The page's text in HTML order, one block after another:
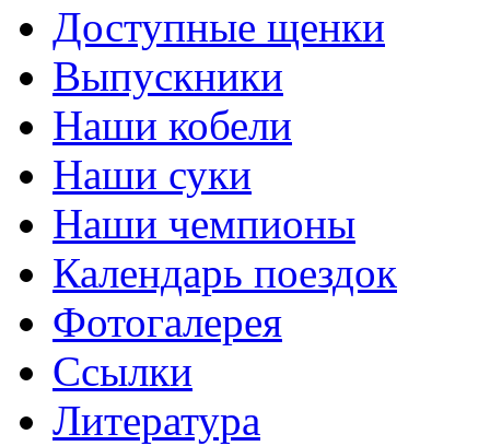
Доступные щенки
Выпускники
Наши кобели
Наши суки
Наши чемпионы
Календарь поездок
Фотогалерея
Ссылки
Литература